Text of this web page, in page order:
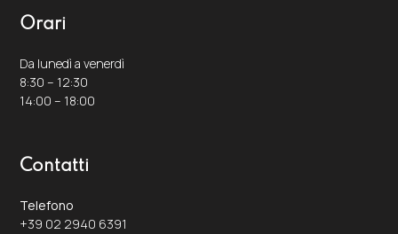
Contatti
Telefono
+39 02 2940 6391
Orari
Da lunedì a venerdì
8:30 – 12:30
14:00 – 18:00